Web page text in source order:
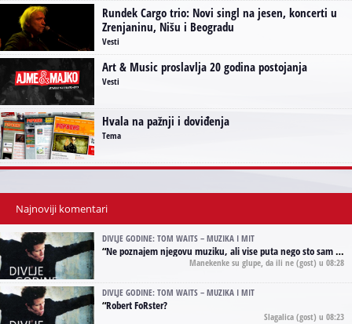
Rundek Cargo trio: Novi singl na jesen, koncerti u
Zrenjaninu, Nišu i Beogradu
Vesti
Art & Music proslavlja 20 godina postojanja
Vesti
Hvala na pažnji i doviđenja
Tema
Najnoviji komentari
DIVLJE GODINE: TOM WAITS – MUZIKA I MIT
“Ne poznajem njegovu muziku, ali vise puta nego sto sam to zazeleo gledao sam njegove umjetnicke slike na raznim stranama interneta. Te stoga zakljucujem da je Tom Waits Lady Gaga muzike namrstenih, ma
Manekenke su glupe, da ili ne (gost) u 08:28
DIVLJE GODINE: TOM WAITS – MUZIKA I MIT
“Robert FoRster?
Slagalica (gost) u 08:23